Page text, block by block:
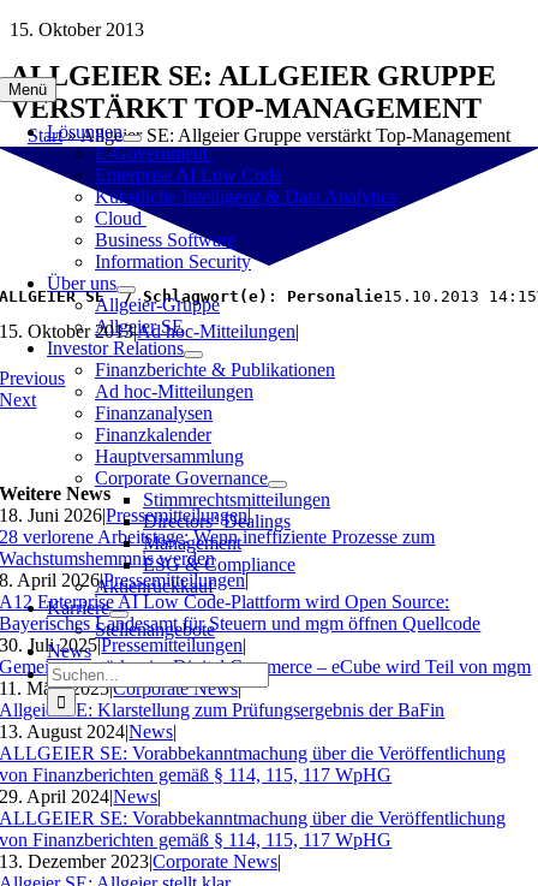
Zum
springen
Menü
Lösungen
E-Government
Enterprise AI Low Code
Künstliche Intelligenz & Data Analytics
Cloud
Business Software
Information Security
Über uns
Allgeier-Gruppe
Allgeier SE
Investor Relations
Finanzberichte & Publikationen
Ad hoc-Mitteilungen
Finanzanalysen
Finanzkalender
Hauptversammlung
Corporate Governance
Stimmrechtsmitteilungen
Directors‘ Dealings
Management
ESG & Compliance
Aktienrückkauf
Karriere
Stellenangebote
News
Suche
nach:
15. Oktober 2013
ALLGEIER SE: ALLGEIER GRUPPE
VERSTÄRKT TOP-MANAGEMENT
Start»Allgeier SE: Allgeier Gruppe verstärkt Top-Management
ALLGEIER SE  / Schlagwort(e): Personalie15.10.2013
15. Oktober 2013|Ad hoc-Mitteilungen|
Previous
Next
Weitere News
18. Juni 2026|Pressemitteilungen|
28 verlorene Arbeitstage: Wenn ineffiziente Prozesse zum
Wachstumshemmnis werden
8. April 2026|Pressemitteilungen|
A12 Enterprise AI Low Code-Plattform wird Open Source:
Bayerisches Landesamt für Steuern und mgm öffnen Quellcode
30. Juli 2025|Pressemitteilungen|
Gemeinsam stärker im Digital Commerce – eCube wird Teil von mgm
11. März 2025|Corporate News|
Allgeier SE: Klarstellung zum Prüfungsergebnis der BaFin
13. August 2024|News|
ALLGEIER SE: Vorabbekanntmachung über die Veröffentlichung
von Finanzberichten gemäß § 114, 115, 117 WpHG
29. April 2024|News|
ALLGEIER SE: Vorabbekanntmachung über die Veröffentlichung
von Finanzberichten gemäß § 114, 115, 117 WpHG
13. Dezember 2023|Corporate News|